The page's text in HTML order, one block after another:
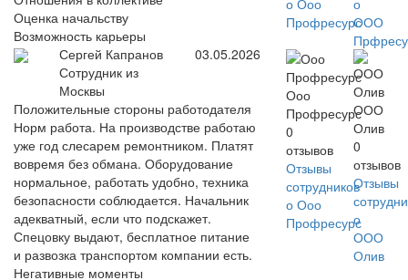
Оценка начальству
Возможность карьеры
Сергей Капранов
Сотрудник из
Москвы
03.05.2026
Положительные стороны работодателя
Норм работа. На производстве работаю
уже год слесарем ремонтником. Платят
вовремя без обмана. Оборудование
нормальное, работать удобно, техника
безопасности соблюдается. Начальник
адекватный, если что подскажет.
Спецовку выдают, бесплатное питание
и развозка транспортом компании есть.
Негативные моменты
о Ооо
Профресурс
о
ООО
Ооо
Профресурс
0
отзывов
Отзывы
сотрудников
о Ооо
Профресурс
ООО
Олив
0
отзывов
Отзывы
о
ООО
Олив